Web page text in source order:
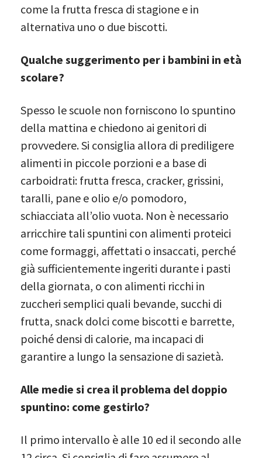
come la frutta fresca di stagione e in
alternativa uno o due biscotti.
Qualche suggerimento per i bambini in età
scolare?
Spesso le scuole non forniscono lo spuntino
della mattina e chiedono ai genitori di
provvedere. Si consiglia allora di prediligere
alimenti in piccole porzioni e a base di
carboidrati: frutta fresca, cracker, grissini,
taralli, pane e olio e/o pomodoro,
schiacciata all’olio vuota. Non è necessario
arricchire tali spuntini con alimenti proteici
come formaggi, affettati o insaccati, perché
già sufficientemente ingeriti durante i pasti
della giornata, o con alimenti ricchi in
zuccheri semplici quali bevande, succhi di
frutta, snack dolci come biscotti e barrette,
poiché densi di calorie, ma incapaci di
garantire a lungo la sensazione di sazietà.
Alle medie si crea il problema del doppio
spuntino: come gestirlo?
Il primo intervallo è alle 10 ed il secondo alle